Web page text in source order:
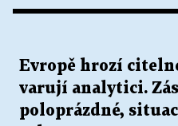
Evropě hrozí
varují analytici.
poloprázdné,